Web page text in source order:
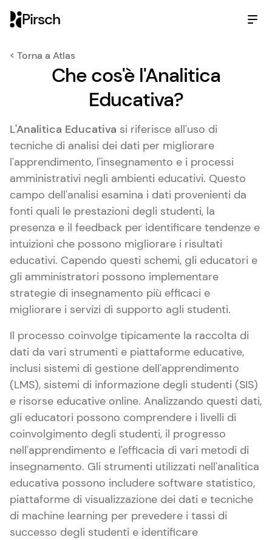
Pirsch
< Torna a Atlas
Che cos'è l'Analitica
Educativa?
L'Analitica Educativa si riferisce all'uso di
tecniche di analisi dei dati per migliorare
l'apprendimento, l'insegnamento e i processi
amministrativi negli ambienti educativi. Questo
campo dell'analisi esamina i dati provenienti da
fonti quali le prestazioni degli studenti, la
presenza e il feedback per identificare tendenze e
intuizioni che possono migliorare i risultati
educativi. Capendo questi schemi, gli educatori e
gli amministratori possono implementare
strategie di insegnamento più efficaci e
migliorare i servizi di supporto agli studenti.
Il processo coinvolge tipicamente la raccolta di
dati da vari strumenti e piattaforme educative,
inclusi sistemi di gestione dell'apprendimento
(LMS), sistemi di informazione degli studenti (SIS)
e risorse educative online. Analizzando questi dati,
gli educatori possono comprendere i livelli di
coinvolgimento degli studenti, il progresso
nell'apprendimento e l'efficacia di vari metodi di
insegnamento. Gli strumenti utilizzati nell'analitica
educativa possono includere software statistico,
piattaforme di visualizzazione dei dati e tecniche
di machine learning per prevedere i tassi di
successo degli studenti e identificare